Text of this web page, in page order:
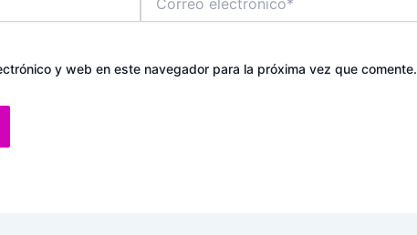
electrónico*
y web en este navegador para la próxima vez que comente.